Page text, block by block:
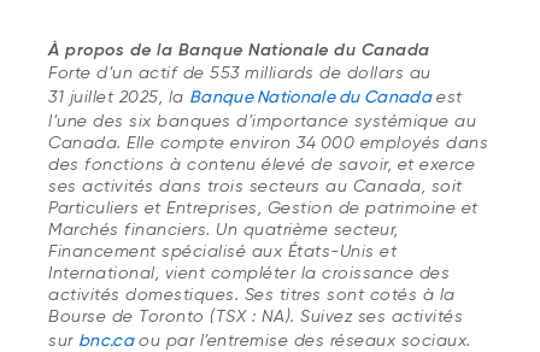
À propos de la Banque Nationale du Canada
Forte d’un actif de 553 milliards de dollars au
31 juillet 2025, la Banque Nationale du Canada est
l’une des six banques d’importance systémique au
Canada. Elle compte environ 34 000 employés dans
des fonctions à contenu élevé de savoir, et exerce
ses activités dans trois secteurs au Canada, soit
Particuliers et Entreprises, Gestion de patrimoine et
Marchés financiers. Un quatrième secteur,
Financement spécialisé aux États-Unis et
International, vient compléter la croissance des
activités domestiques. Ses titres sont cotés à la
Bourse de Toronto (TSX : NA). Suivez ses activités
sur bnc.ca ou par l’entremise des réseaux sociaux.